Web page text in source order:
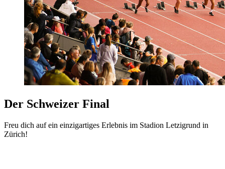
Der Schweizer Final
Freu dich auf ein einzigartiges Erlebnis im Stadion Letzigrund in
Zürich!